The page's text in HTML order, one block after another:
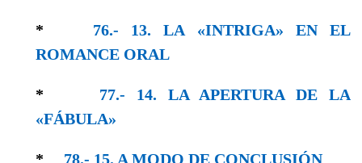
* 76.- 13. LA «INTRIGA» EN EL
ROMANCE ORAL
* 77.- 14. LA APERTURA DE LA
«FÁBULA»
* 78.- 15. A MODO DE CONCLUSIÓN